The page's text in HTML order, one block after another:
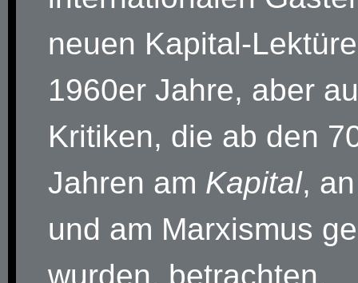
neuen Kapital-
1960er Jahre, aber
Kritiken, die ab den
Jahren am Kapital,
und am Marxismus
wurden, betrachten.